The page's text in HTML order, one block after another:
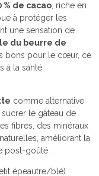
% de cacao, riche en
à protéger les
une sensation de
du beurre de
bons pour le cœur, ce
à la santé
comme alternative
le gâteau de
fibres, des minéraux
améliorant la
post-goûté .
épeautre/blé)